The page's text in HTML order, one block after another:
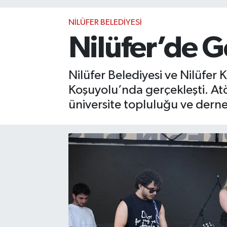
NİLÜFER BELEDİYESİ
Nilüfer’de
Nilüfer Belediyesi ve Nilüfer
Koşuyolu’nda gerçekleşti.
üniversite topluluğu ve